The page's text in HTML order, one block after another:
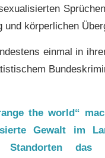
und körperlichen
einmal in
the world“
Gewalt im
Standorten das